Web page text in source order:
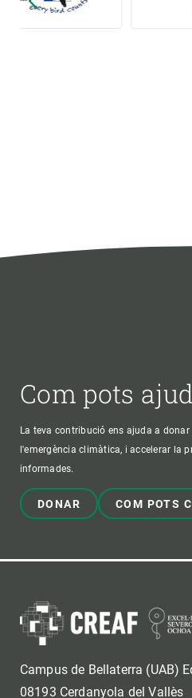
Com pots
La teva contribució ens ajuda a
l'emergència climàtica, i accelerar la
informades.
DONAR COM POTS
Campus de Bellaterra (UAB)
08193 Cerdanyola del Vallès